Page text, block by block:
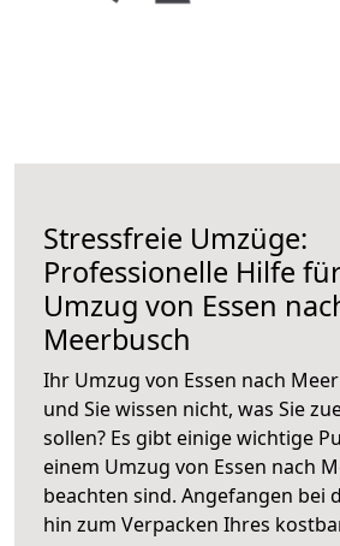
Stressfreie Umzüge:
Professionelle Hilfe
Umzug von Essen
Meerbusch
Ihr Umzug von Essen nach
und Sie wissen nicht, was Sie
sollen? Es gibt einige wichtige
einem Umzug von Essen nach
beachten sind. Angefangen bei
hin zum Verpacken Ihres